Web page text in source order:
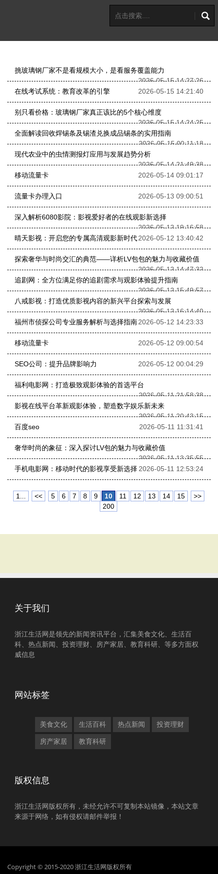
挑玻璃钢厂家不是看规模大小，是看服务覆盖能力
2026-05-15 14:27:26
在线考试系统：教育改革的引擎
2026-05-15 14:21:40
别只看价格：玻璃钢厂家真正该比的5个核心维度
2026-05-15 14:24:25
全面解读回收焊锡条及锡渣兑换成品锡条的实用指南
2026-05-15 00:11:18
现代农业中的虫情测报灯应用与发展趋势分析
2026-05-14 21:49:38
移动流量卡
2026-05-14 09:01:17
流量卡办理入口 2026-05-13 09:00:51
深入解析6080影院：影视爱好者的在线观影新选择
2026-05-12 19:16:58
晴天影视：开启您的专属高清观影新时代2026-05-12 13:40:42
探索奢华与时尚交汇的典范——详析LV包包的魅力与收藏价值
2026-05-12 14:47:32
追剧网：全方位满足你的追剧需求与观影体验提升指南
2026-05-12 15:49:57
八戒影视：打造优质影视内容的新兴平台探索与发展
2026-05-12 16:14:40
福州市侦探公司专业服务解析与选择指南2026-05-12 14:23:33
移动流量卡 2026-05-12 09:00:54
SEO公司：提升品牌影响力 2026-05-12 00:04:29
福利电影网：打造极致观影体验的首选平台
2026-05-11 21:58:38
影视在线平台革新观影体验，塑造数字娱乐新未来
2026-05-11 20:43:15
百度seo
2026-05-11 11:31:41
奢华时尚的象征：深入探讨LV包的魅力与收藏价值
2026-05-11 13:35:55
手机电影网：移动时代的影视享受新选择 2026-05-11 12:53:24
1... << 5 6 7 8 9 10 11 12 13 14 15
>>
200
关于我们
浙江生活网是领先的新闻资讯平台，汇集美食文化、生活百
科、热点新闻、投资理财、房产家居、教育科研、等多方面权
威信息
网站标签
美食文化 生活百科 热点新闻 投资理财
房产家居 教育科研
版权信息
浙江生活网版权所有，未经允许不可复制本站镜像，本站文章
来源于网络，如有侵权请邮件举报！
Copyright © 2015-2020 浙江生活网版权所有